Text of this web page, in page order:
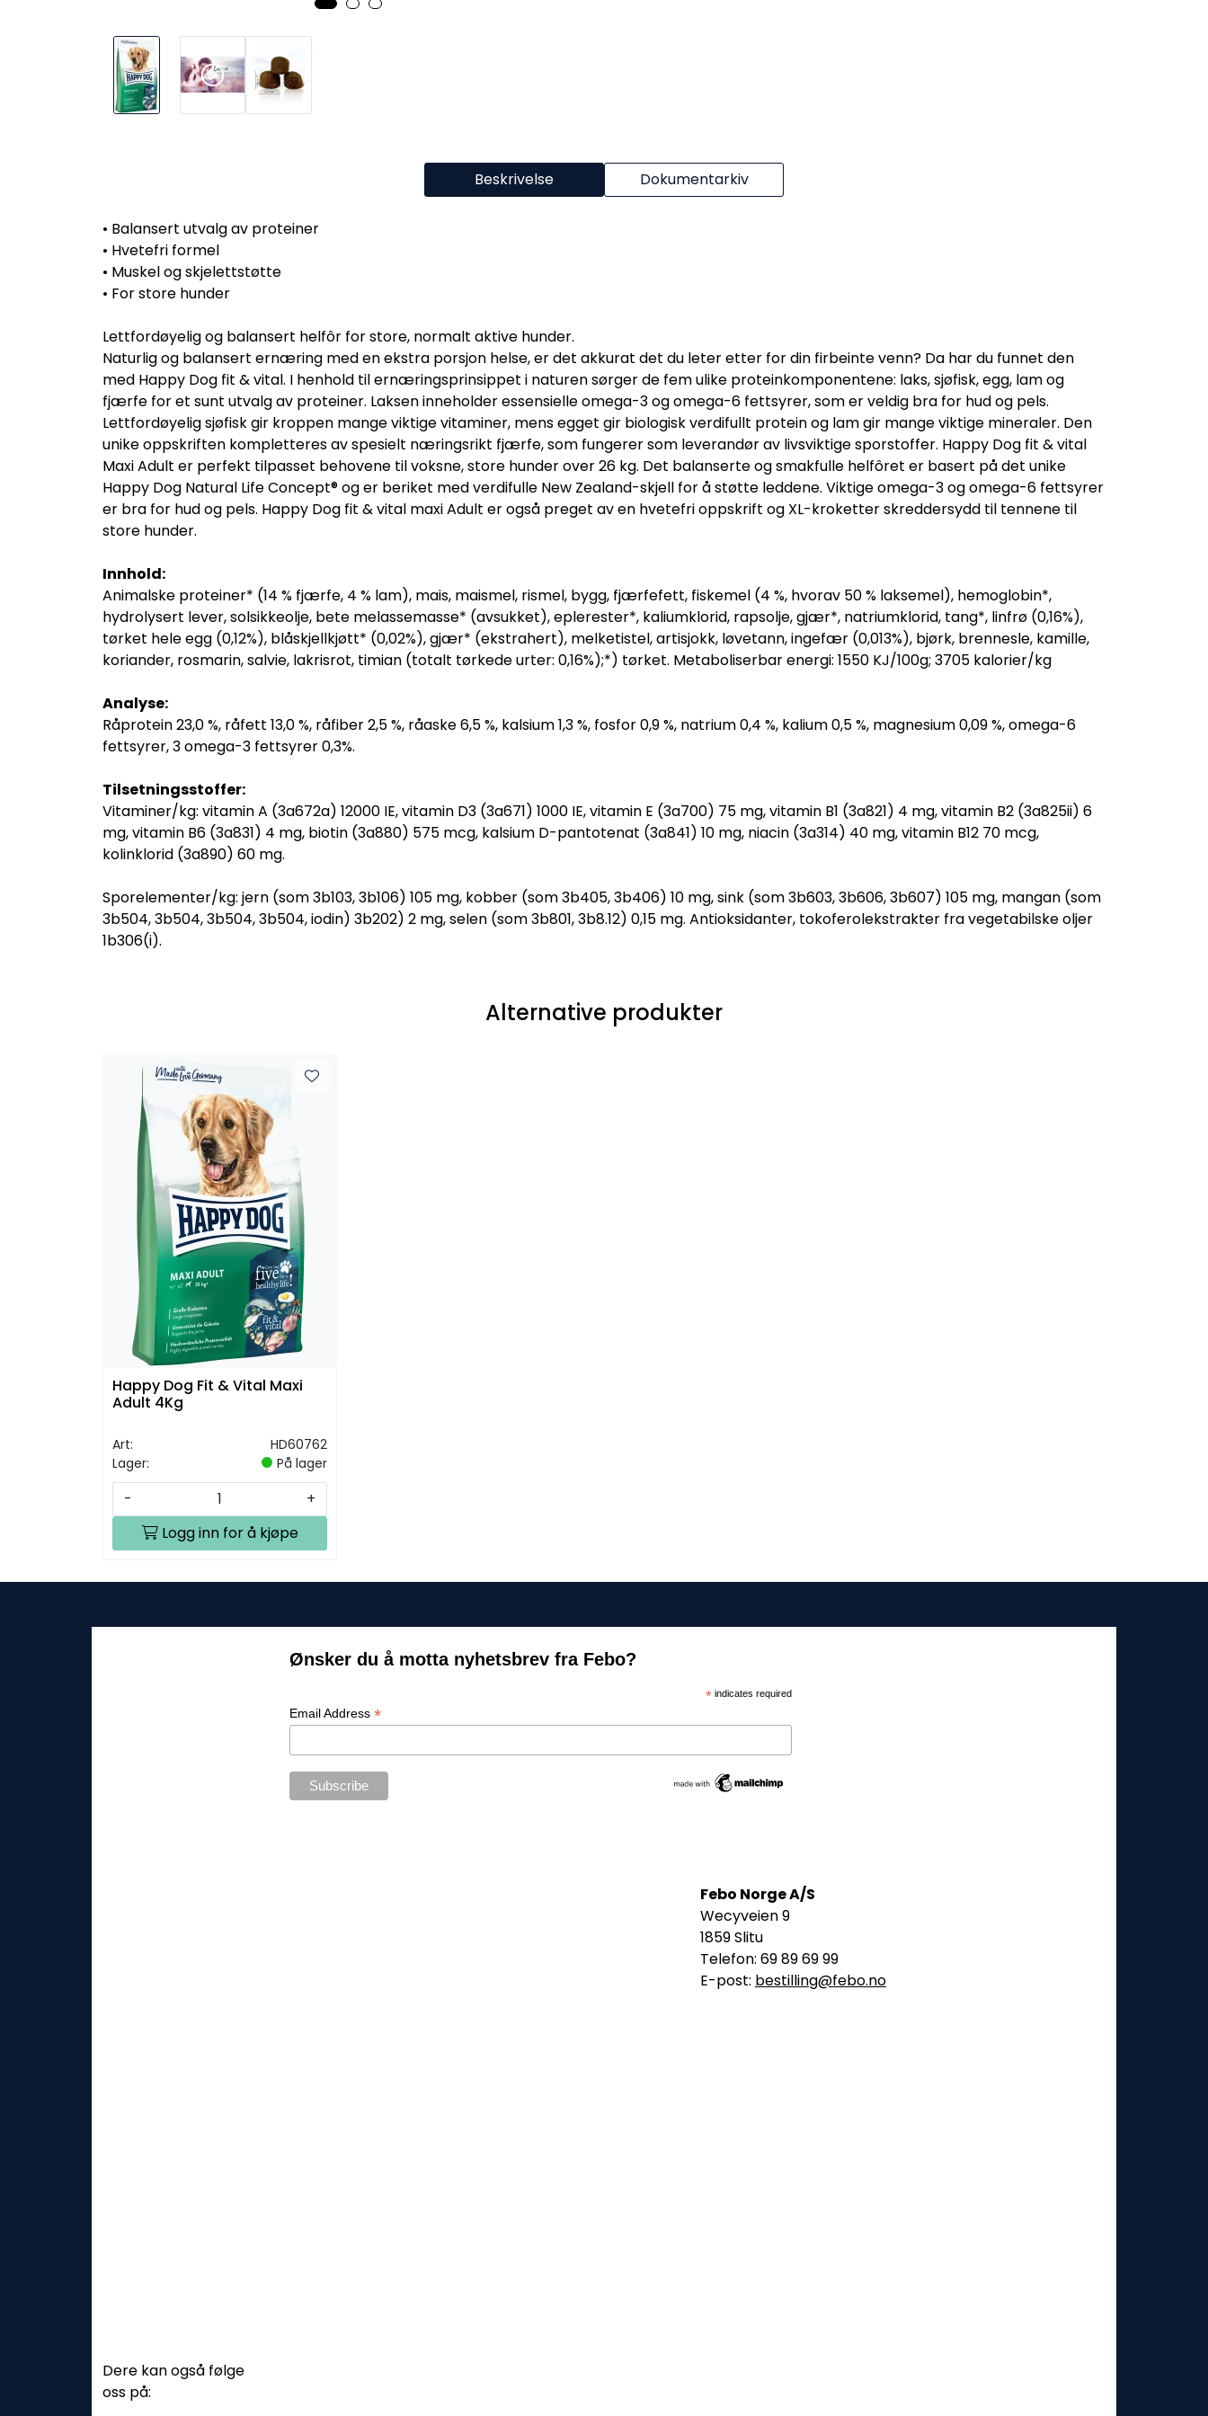
Beskrivelse Dokumentarkiv
• Balansert utvalg av proteiner
• Hvetefri formel
• Muskel og skjelettstøtte
• For store hunder
Lettfordøyelig og balansert helfôr for store, normalt aktive hunder.
Naturlig og balansert ernæring med en ekstra porsjon helse, er det akkurat det du leter etter for din firbeinte venn? Da har du funnet den
med Happy Dog fit & vital. I henhold til ernæringsprinsippet i naturen sørger de fem ulike proteinkomponentene: laks, sjøfisk, egg, lam og
fjærfe for et sunt utvalg av proteiner. Laksen inneholder essensielle omega-3 og omega-6 fettsyrer, som er veldig bra for hud og pels.
Lettfordøyelig sjøfisk gir kroppen mange viktige vitaminer, mens egget gir biologisk verdifullt protein og lam gir mange viktige mineraler. Den
unike oppskriften kompletteres av spesielt næringsrikt fjærfe, som fungerer som leverandør av livsviktige sporstoffer. Happy Dog fit & vital
Maxi Adult er perfekt tilpasset behovene til voksne, store hunder over 26 kg. Det balanserte og smakfulle helfôret er basert på det unike
Happy Dog Natural Life Concept® og er beriket med verdifulle New Zealand-skjell for å støtte leddene. Viktige omega-3 og omega-6 fettsyrer
er bra for hud og pels. Happy Dog fit & vital maxi Adult er også preget av en hvetefri oppskrift og XL-kroketter skreddersydd til tennene til
store hunder.
Innhold:
Animalske proteiner* (14 % fjærfe, 4 % lam), mais, maismel, rismel, bygg, fjærfefett, fiskemel (4 %, hvorav 50 % laksemel), hemoglobin*,
hydrolysert lever, solsikkeolje, bete melassemasse* (avsukket), eplerester*, kaliumklorid, rapsolje, gjær*, natriumklorid, tang*, linfrø (0,16%),
tørket hele egg (0,12%), blåskjellkjøtt* (0,02%), gjær* (ekstrahert), melketistel, artisjokk, løvetann, ingefær (0,013%), bjørk, brennesle, kamille,
koriander, rosmarin, salvie, lakrisrot, timian (totalt tørkede urter: 0,16%);*) tørket. Metaboliserbar energi: 1550 KJ/100g; 3705 kalorier/kg
Analyse:
Råprotein 23,0 %, råfett 13,0 %, råfiber 2,5 %, råaske 6,5 %, kalsium 1,3 %, fosfor 0,9 %, natrium 0,4 %, kalium 0,5 %, magnesium 0,09 %, omega-6
fettsyrer, 3 omega-3 fettsyrer 0,3%.
Tilsetningsstoffer:
Vitaminer/kg: vitamin A (3a672a) 12000 IE, vitamin D3 (3a671) 1000 IE, vitamin E (3a700) 75 mg, vitamin B1 (3a821) 4 mg, vitamin B2 (3a825ii) 6
mg, vitamin B6 (3a831) 4 mg, biotin (3a880) 575 mcg, kalsium D-pantotenat (3a841) 10 mg, niacin (3a314) 40 mg, vitamin B12 70 mcg,
kolinklorid (3a890) 60 mg.
Sporelementer/kg: jern (som 3b103, 3b106) 105 mg, kobber (som 3b405, 3b406) 10 mg, sink (som 3b603, 3b606, 3b607) 105 mg, mangan (som
3b504, 3b504, 3b504, 3b504, iodin) 3b202) 2 mg, selen (som 3b801, 3b8.12) 0,15 mg. Antioksidanter, tokoferolekstrakter fra vegetabilske oljer
1b306(i).
Alternative produkter
Happy Dog Fit & Vital Maxi
Adult 4Kg
Art:
HD60762
Lager:
På lager
-
+
Logg inn for å kjøpe
Ønsker du å motta nyhetsbrev fra Febo?
*indicates required
Email Address *
Febo Norge A/S
Wecyveien 9
1859 Slitu
Telefon: 69 89 69 99
E-post: bestilling@febo.no
Dere kan også følge
oss på: